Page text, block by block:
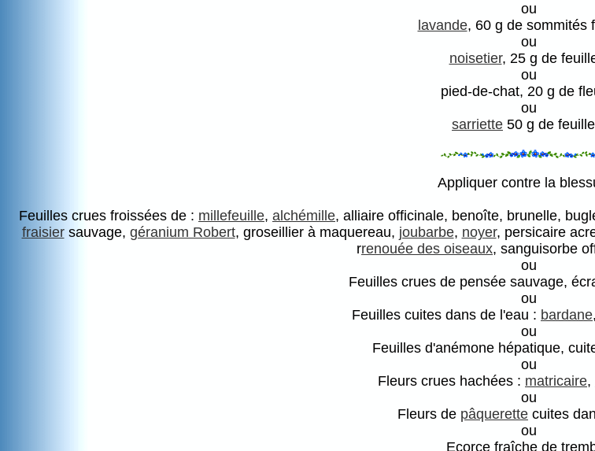
ou
lavande, 60 g de sommités
ou
noisetier, 25 g de
ou
pied-de-chat, 20 g de
ou
sarriette 50 g de
Appliquer contre la
Feuilles crues froissées de : millefeuille, alchémille, alliaire officinale, benoîte, brunelle,
fraisiersauvage, géranium Robert, groseillier à maquereau, joubarbe, noyer, persicaire
rrenouée des oiseaux, sanguisorbe
ou
Feuilles crues de pensée sauvage,
ou
Feuilles cuites dans de l'eau : bardane,
ou
Feuilles d'anémone hépatique,
ou
Fleurs crues hachées : matricaire,
ou
Fleurs de pâquerette cuites
ou
Ecorce fraîche de